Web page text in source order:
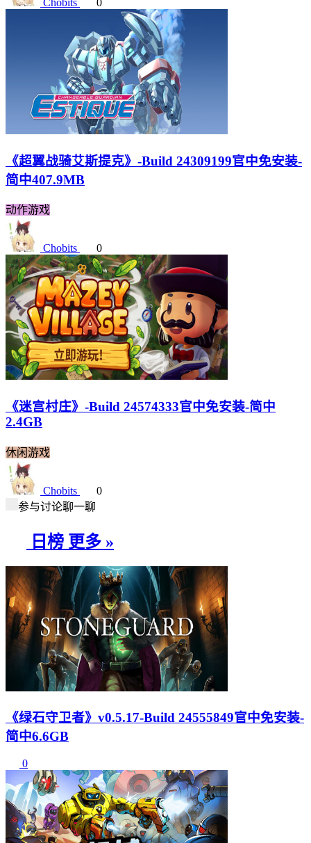
《超翼战骑艾斯提克》-Build 24309199官中免安装-
简中407.9MB
动作游戏
Chobits 0
《迷宫村庄》-Build 24574333官中免安装-简中
2.4GB
休闲游戏
Chobits
0
参与讨论聊一聊
日榜 更多 »
《绿石守卫者》v0.5.17-Build 24555849官中免安装-
简中6.6GB
0